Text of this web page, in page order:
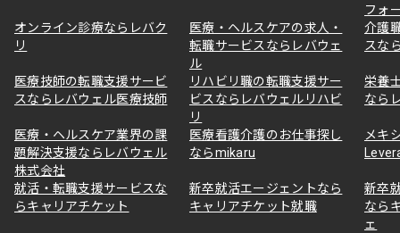
フォ
オンライン診療ならレバク
リ
医療・ヘルスケアの求人・
転職サービスならレバウェ
ル
介護
スな
医療技師の転職支援サービ
スならレバウェル医療技師
リハビリ職の転職支援サー
ビスならレバウェルリハビ
リ
栄養
なら
医療・ヘルスケア業界の課
題解決支援ならレバウェル
株式会社
医療看護介護のお仕事探し
ならmikaru
メキ
就活・転職支援サービスな
らキャリアチケット
新卒就活エージェントなら
キャリアチケット就職
新卒
なら
ェ